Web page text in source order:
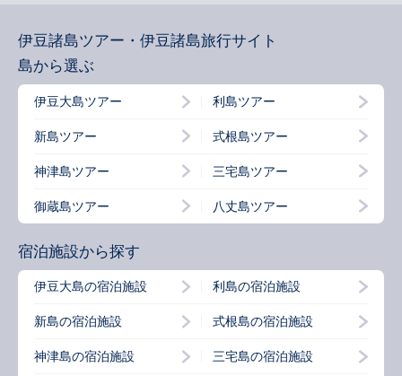
伊豆諸島ツアー・伊豆諸島旅行サイト
島から選ぶ
伊豆大島ツアー 利島ツアー
新島ツアー 式根島ツアー
神津島ツアー 三宅島ツアー
御蔵島ツアー 八丈島ツアー
宿泊施設から探す
伊豆大島の宿泊施設 利島の宿泊施設
新島の宿泊施設 式根島の宿泊施設
神津島の宿泊施設 三宅島の宿泊施設